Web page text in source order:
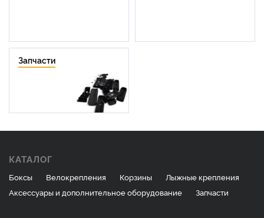
Запчасти
КАТАЛОГ
Боксы Велокрепления Корзины
Лыжные крепления
Аксессуары и дополнительное оборудование
Запчасти